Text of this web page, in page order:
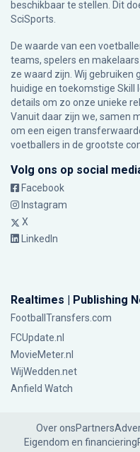
beschikbaar te stellen. Dit
SciSports
De waarde van een
teams, spelers en
ze waard zijn. Wij gebruiken
huidige en toekomstige
details om zo onze unieke
Vanuit daar zijn we, samen
om een eigen
voetballers in de grootste
Volg ons op social
Facebook
Instagram
X
LinkedIn
Realtimes | Publishing
FootballTransfers.com
FCUpdate.nl
MovieMeter.nl
WijWedden.net
Anfield Watch
Over onsPartners
Eigendom en financiering